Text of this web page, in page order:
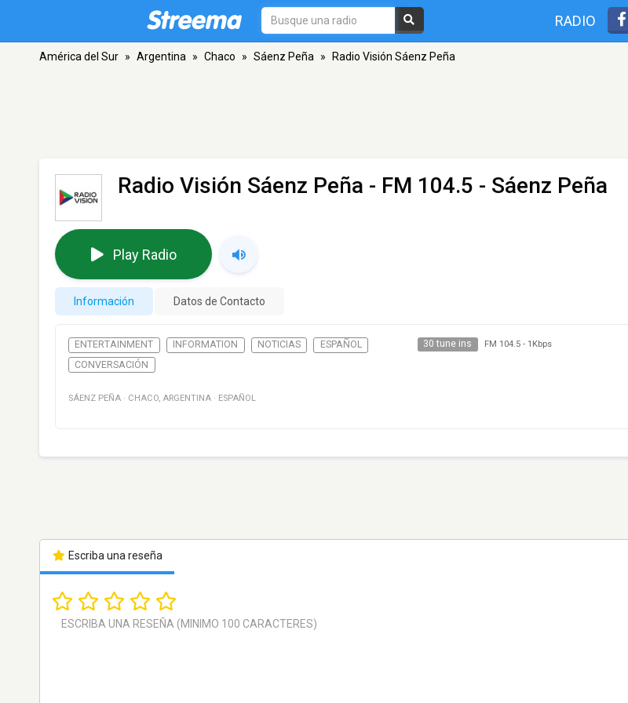
RADIO
América del Sur » Argentina » Chaco » Sáenz Peña » Radio Visión Sáenz Peña
Radio Visión Sáenz Peña - FM 104.5 - Sáenz Peña
Play Radio
Información Datos de Contacto
ENTERTAINMENT INFORMATION NOTICIAS
ESPAÑOL
CONVERSACIÓN
30 tune ins FM 104.5- 1Kbps
SÁENZ PEÑA · CHACO, ARGENTINA · ESPAÑOL
Escriba una reseña